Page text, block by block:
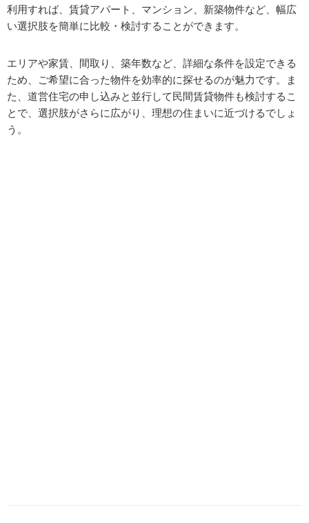
利用すれば、賃貸アパート、マンション、新築物件など、幅広
い選択肢を簡単に比較・検討することができます。
エリアや家賃、間取り、築年数など、詳細な条件を設定できる
ため、ご希望に合った物件を効率的に探せるのが魅力です。ま
た、道営住宅の申し込みと並行して民間賃貸物件も検討するこ
とで、選択肢がさらに広がり、理想の住まいに近づけるでしょ
う。